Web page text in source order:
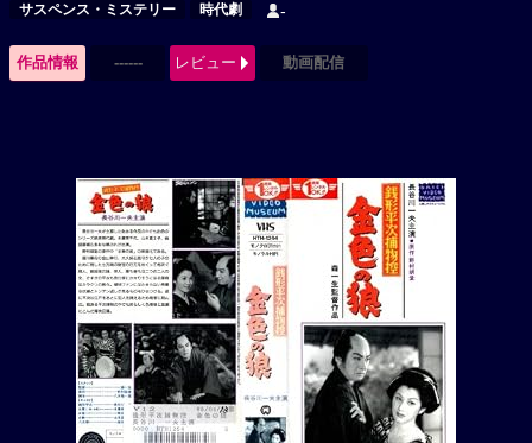
サスペンス・ミステリー 時代劇 -
作品情報 ------ レビュー 動画配信